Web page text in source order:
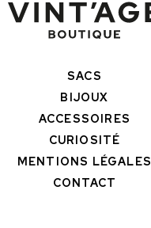
SACS
BIJOUX
ACCESSOIRES
CURIOSITÉ
MENTIONS LÉGALES
CONTACT